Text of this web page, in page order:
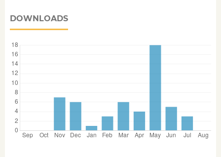
DOWNLOADS